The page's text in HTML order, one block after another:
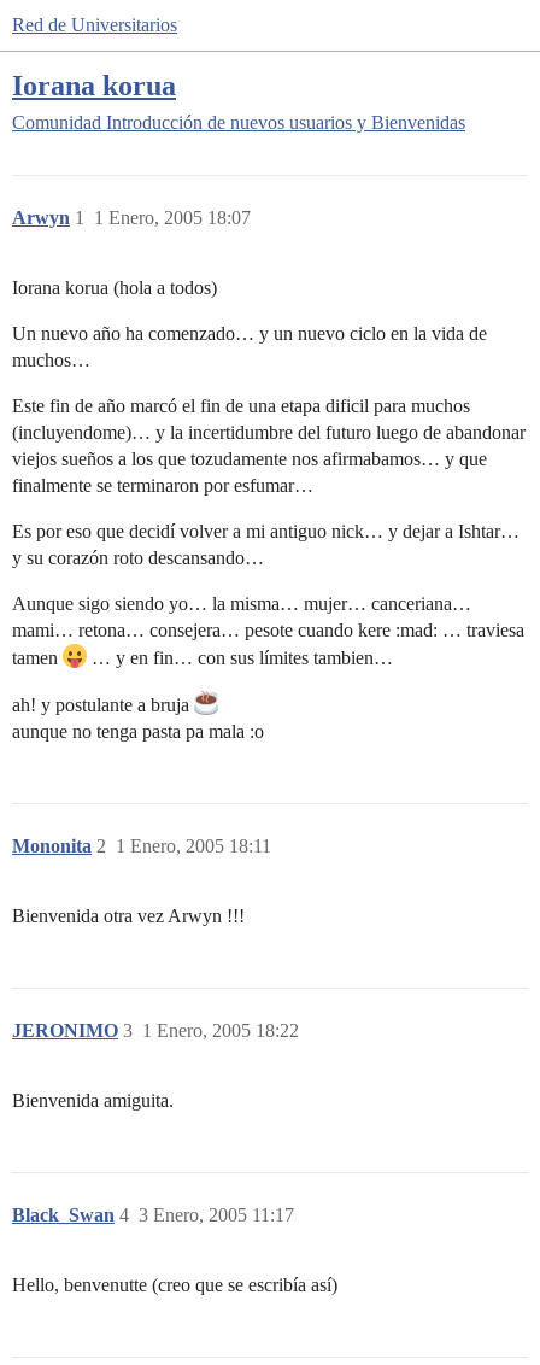
Red de Universitarios
Iorana korua
Comunidad Introducción de nuevos usuarios y Bienvenidas
Arwyn 1 Enero, 2005 18:07
1
Iorana korua (hola a todos)
Un nuevo año ha comenzado… y un nuevo ciclo en la vida de
muchos…
Este fin de año marcó el fin de una etapa dificil para muchos
(incluyendome)… y la incertidumbre del futuro luego de abandonar
viejos sueños a los que tozudamente nos afirmabamos… y que
finalmente se terminaron por esfumar…
Es por eso que decidí volver a mi antiguo nick… y dejar a Ishtar…
y su corazón roto descansando…
Aunque sigo siendo yo… la misma… mujer… canceriana…
mami… retona… consejera… pesote cuando kere :mad: … traviesa
tamen
… y en fin… con sus límites tambien…
ah! y postulante a bruja
aunque no tenga pasta pa mala :o
Mononita 1 Enero, 2005 18:11
2
Bienvenida otra vez Arwyn !!!
JERONIMO 1 Enero, 2005 18:22
3
Bienvenida amiguita.
Black_Swan 3 Enero, 2005 11:17
4
Hello, benvenutte (creo que se escribía así)